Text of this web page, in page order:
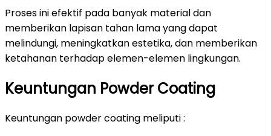
Proses ini efektif pada banyak material dan
memberikan lapisan tahan lama yang dapat
melindungi, meningkatkan estetika, dan memberikan
ketahanan terhadap elemen-elemen lingkungan.
Keuntungan Powder Coating
Keuntungan powder coating meliputi :